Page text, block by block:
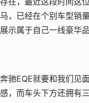
，已经在个别车型销
示属于自己一线豪华品
驰EQE就要和我们见
，而车头下方还拥有